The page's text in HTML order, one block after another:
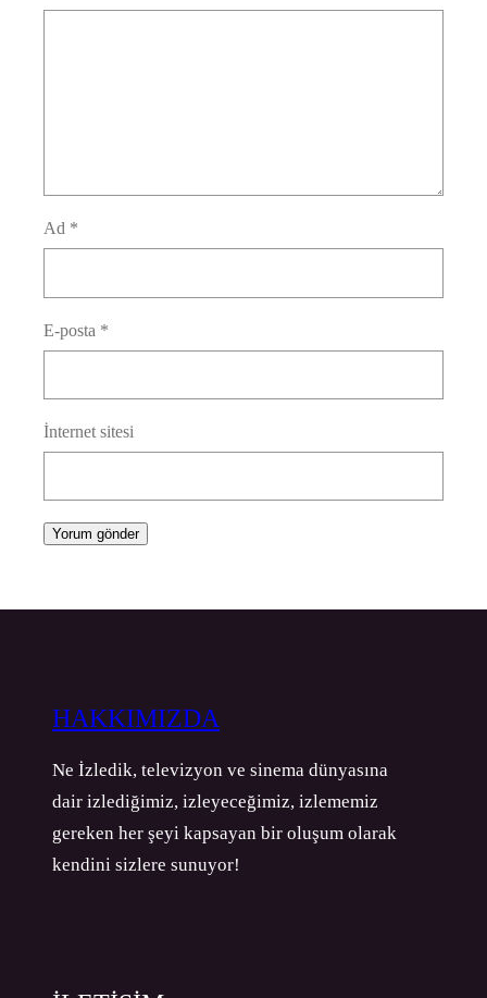
Ad *
E-posta *
İnternet sitesi
HAKKIMIZDA
Ne İzledik, televizyon ve sinema dünyasına
dair izlediğimiz, izleyeceğimiz, izlememiz
gereken her şeyi kapsayan bir oluşum olarak
kendini sizlere sunuyor!